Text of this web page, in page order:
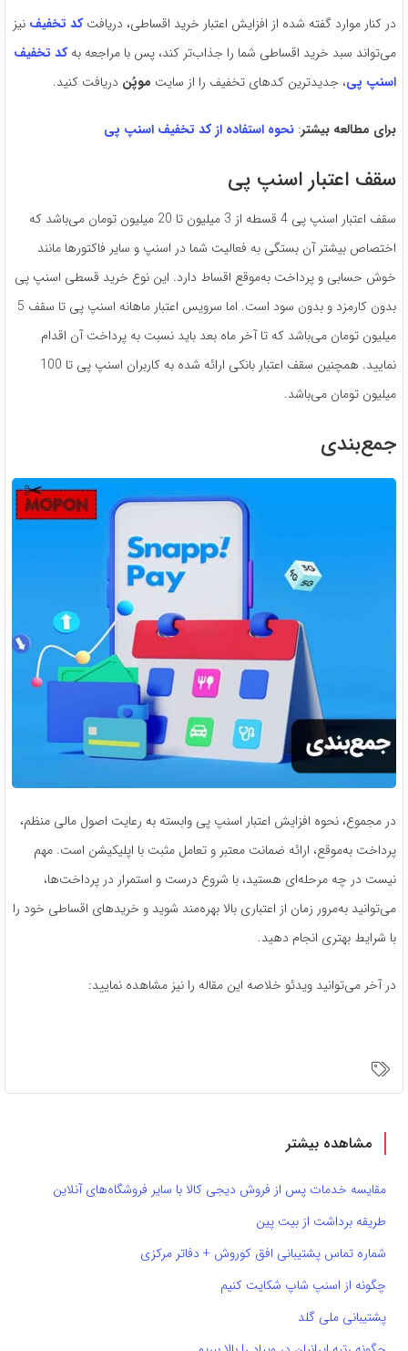
در کنار موارد گفته شده از افزایش اعتبار خرید اقساطی، دریافتکد تخفیف نیز
می‌تواند سبد خرید اقساطی شما را جذاب‌تر کند، پس با مراجعه بهکد تخفیف
اسنپ پی، جدیدترین کدهای تخفیف را از سایت موپُن دریافت کنید.
برای مطالعه بیشتر: نحوه استفاده از کد تخفیف اسنپ پی
سقف اعتبار اسنپ پی
سقف اعتبار اسنپ پی 4 قسطه از 3 میلیون تا 20 میلیون تومان می‌باشد که
اختصاص بیشتر آن بستگی به فعالیت شما در اسنپ و سایر فاکتورها مانند
خوش حسابی و پرداخت به‌موقع اقساط دارد. این نوع خرید قسطی اسنپ پی
بدون کارمزد و بدون سود است. اما سرویس اعتبار ماهانه اسنپ پی تا سقف 5
میلیون تومان می‌باشد که تا آخر ماه بعد باید نسبت به پرداخت آن اقدام
نمایید. همچنین سقف اعتبار بانکی ارائه شده به کاربران اسنپ پی تا 100
میلیون تومان می‌باشد.
جمع‌بندی
در مجموع، نحوه افزایش اعتبار اسنپ پی وابسته به رعایت اصول مالی منظم،
پرداخت به‌موقع، ارائه ضمانت معتبر و تعامل مثبت با اپلیکیشن است. مهم
نیست در چه مرحله‌ای هستید، با شروع درست و استمرار در پرداخت‌ها،
می‌توانید به‌مرور زمان از اعتباری بالا بهره‌مند شوید و خریدهای اقساطی خود را
با شرایط بهتری انجام دهید.
در آخر می‌توانید ویدئو خلاصه این مقاله را نیز مشاهده نمایید:
مشاهده بیشتر
مقایسه خدمات پس از فروش دیجی کالا با سایر فروشگاه‌های آنلاین
طریقه برداشت از بیت پین
شماره تماس پشتیبانی افق کوروش + دفاتر مرکزی
چگونه از اسنپ شاپ شکایت کنیم
پشتیبانی ملی گلد